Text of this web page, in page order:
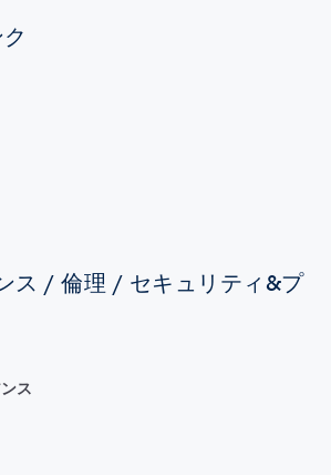
ス / 倫理 / セキュリティ&プ
ス